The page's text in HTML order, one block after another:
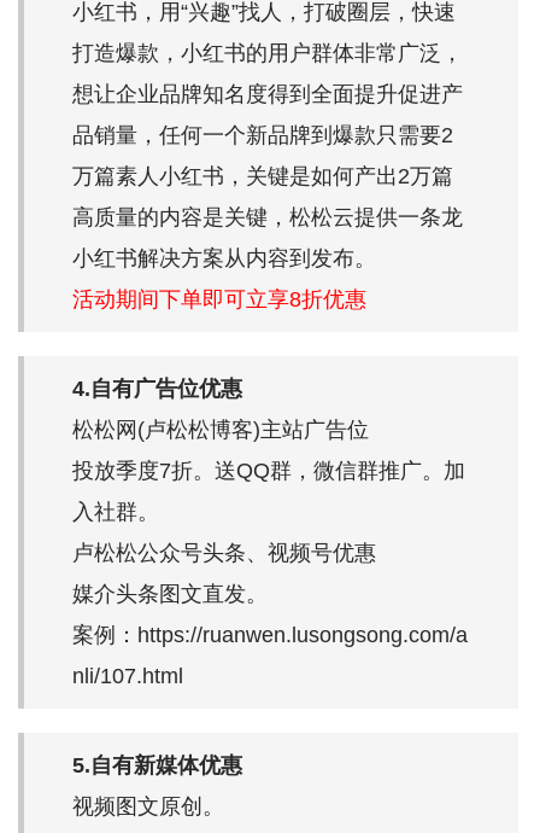
小红书，用“兴趣”找人，打破圈层，快速
打造爆款，小红书的用户群体非常广泛，
想让企业品牌知名度得到全面提升促进产
品销量，任何一个新品牌到爆款只需要2
万篇素人小红书，关键是如何产出2万篇
高质量的内容是关键，松松云提供一条龙
小红书解决方案从内容到发布。
活动期间下单即可立享8折优惠
4.自有广告位优惠
松松网(卢松松博客)主站广告位
投放季度7折。送QQ群，微信群推广。加
入社群。
卢松松公众号头条、视频号优惠
媒介头条图文直发。
案例：https://ruanwen.lusongsong.com/a
nli/107.html
5.自有新媒体优惠
视频图文原创。